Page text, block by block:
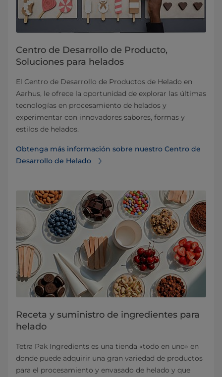
Centro de Desarrollo de Producto,
Soluciones para helados
El Centro de Desarrollo de Productos de Helado en
Aarhus, le ofrece la oportunidad de explorar las últimas
tecnologías en procesamiento de helados y
experimentar con innovadores sabores, formas y
estilos de helados.
Obtenga más información sobre nuestro Centro de
Desarrollo de Helado
Receta y suministro de ingredientes para
helado
Tetra Pak Ingredients es una tienda «todo en uno» en
donde puede adquirir una gran variedad de productos
para el procesamiento y envasado de helado y que